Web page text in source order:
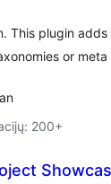
This plugin
or meta
200+